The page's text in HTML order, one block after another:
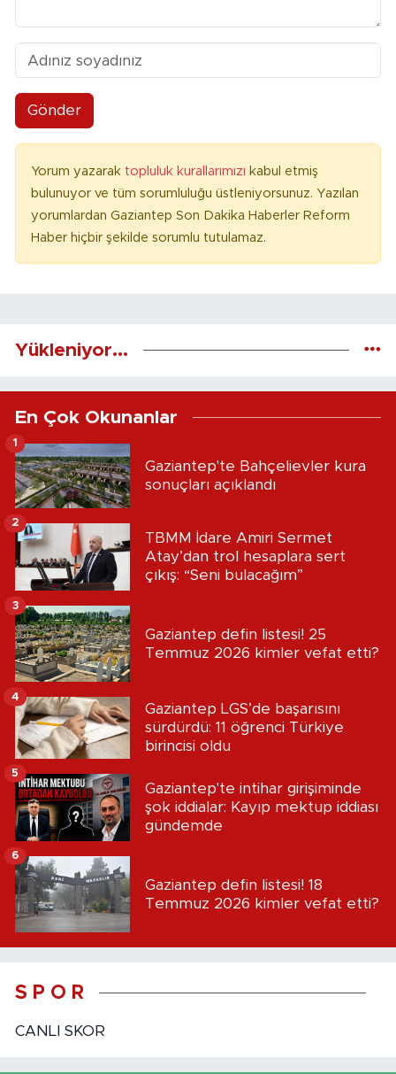
Gönder
Yorum yazarak topluluk kurallarımızı kabul etmiş
bulunuyor ve tüm sorumluluğu üstleniyorsunuz. Yazılan
yorumlardan Gaziantep Son Dakika Haberler Reform
Haber hiçbir şekilde sorumlu tutulamaz.
Yükleniyor...
En Çok Okunanlar
Gaziantep'te Bahçelievler kura
sonuçları açıklandı
1
TBMM İdare Amiri Sermet
Atay’dan trol hesaplara sert
çıkış: “Seni bulacağım”
2
Gaziantep defin listesi! 25
Temmuz 2026 kimler vefat etti?
3
Gaziantep LGS’de başarısını
sürdürdü: 11 öğrenci Türkiye
birincisi oldu
4
Gaziantep'te intihar girişiminde
şok iddialar: Kayıp mektup iddiası
gündemde
5
Gaziantep defin listesi! 18
Temmuz 2026 kimler vefat etti?
6
S P O R
CANLI SKOR